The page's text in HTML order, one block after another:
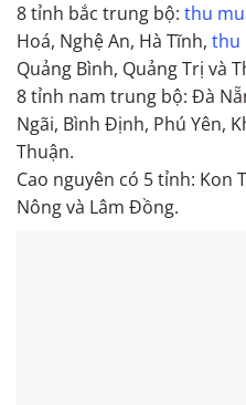
8 tỉnh bắc trung bộ: thu
Hoá, Nghệ An, Hà Tĩnh, thu
Quảng Bình, Quảng Trị và
8 tỉnh nam trung bộ: Đà
Ngãi, Bình Định, Phú Yên,
Thuận.
Cao nguyên có 5 tỉnh: Kon
Nông và Lâm Đồng.